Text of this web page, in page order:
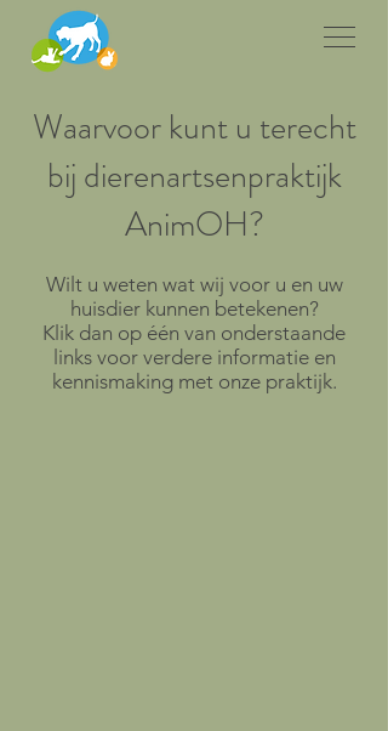
Waarvoor kunt u terecht
bij dierenartsenpraktijk
AnimOH?
Wilt u weten wat wij voor u en uw
huisdier kunnen betekenen?
Klik dan op één van onderstaande
links voor verdere informatie en
kennismaking met onze praktijk.